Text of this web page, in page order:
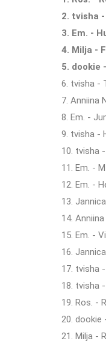
2. tvisha
3. Em. -
4. Milja -
5. dookie
6. tvisha -
7. Anniina
8. Em. -
9. tvisha -
10. tvisha
11. Em. -
12. Em. -
13.
14.
15. Em. -
16.
17. tvisha
18. tvisha
19. Ros. -
20.
21. Milja -